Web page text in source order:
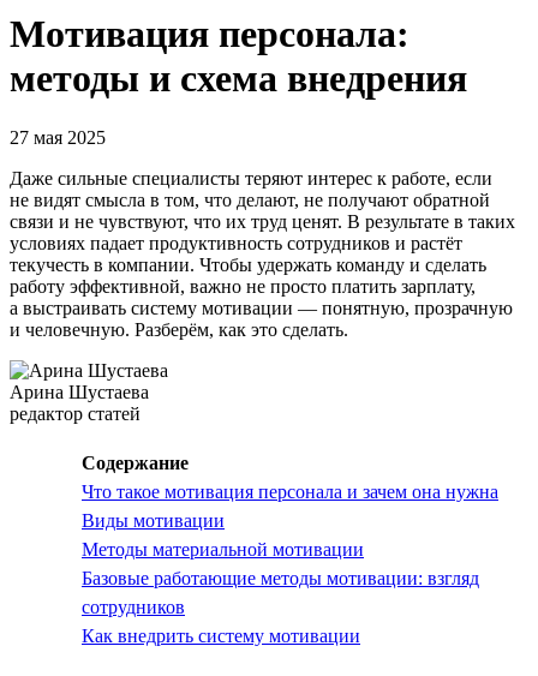
Мотивация персонала:
методы и схема внедрения
27 мая 2025
Даже сильные специалисты теряют интерес к работе, если
не видят смысла в том, что делают, не получают обратной
связи и не чувствуют, что их труд ценят. В результате в таких
условиях падает продуктивность сотрудников и растёт
текучесть в компании. Чтобы удержать команду и сделать
работу эффективной, важно не просто платить зарплату,
а выстраивать систему мотивации — понятную, прозрачную
и человечную. Разберём, как это сделать.
Арина Шустаева
редактор статей
Содержание
Что такое мотивация персонала и зачем она нужна
Виды мотивации
Методы материальной мотивации
Базовые работающие методы мотивации: взгляд
сотрудников
Как внедрить систему мотивации